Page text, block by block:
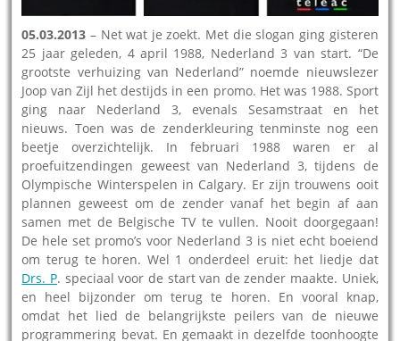
05.03.2013 – Net wat je zoekt. Met die slogan ging gisteren
25 jaar geleden, 4 april 1988, Nederland 3 van start. “De
grootste verhuizing van Nederland” noemde nieuwslezer
Joop van Zijl het destijds in een promo. Het was 1988. Sport
ging naar Nederland 3, evenals Sesamstraat en het
nieuws. Toen was de zenderkleuring tenminste nog een
beetje overzichtelijk. In februari 1988 waren er al
proefuitzendingen geweest van Nederland 3, tijdens de
Olympische Winterspelen in Calgary. Er zijn trouwens ooit
plannen geweest om de zender vanaf het begin af aan
samen met de Belgische TV te vullen. Nooit doorgegaan!
De hele set promo’s voor Nederland 3 is niet echt boeiend
om terug te horen. Wel 1 onderdeel eruit: het liedje dat
Drs. P. speciaal voor de start van de zender maakte. Uniek,
en heel bijzonder om terug te horen. En vooral knap,
omdat het lied de belangrijkste peilers van de nieuwe
programmering bevat. En gemaakt in dezelfde toonhoogte